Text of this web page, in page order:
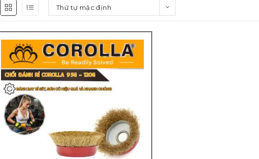
Thứ tự mặc định